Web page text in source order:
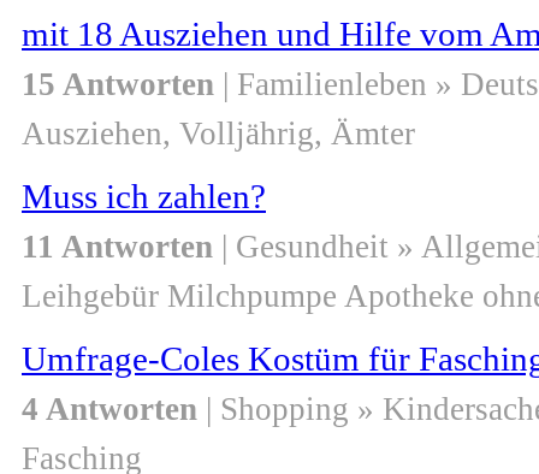
mit 18 Ausziehen und Hilfe vom
15 Antworten | Familienleben »
Ausziehen, Volljährig, Ämter
Muss ich zahlen?
11 Antworten | Gesundheit »
Leihgebür Milchpumpe Apotheke
Umfrage-Coles Kostüm für
4 Antworten | Shopping »
Fasching